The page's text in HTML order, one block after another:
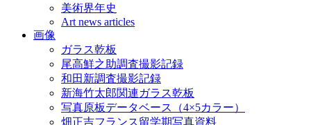
美術界年史
Art news articles
画像
ガラス乾板
尾高鮮之助調査撮影記録
和田新調査撮影記録
新海竹太郎関連ガラス乾板
写真原板データベース（4×5カラー）
畑正吉フランス留学期写真資料